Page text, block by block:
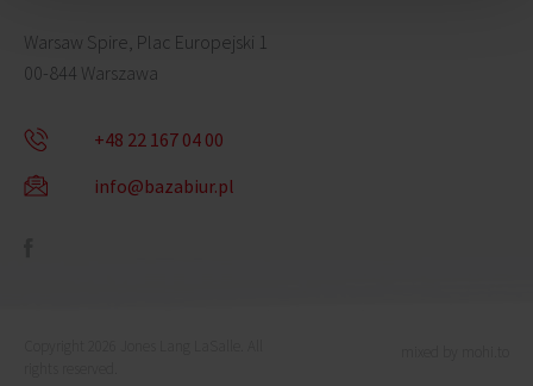
Warsaw Spire, Plac Europejski 1
00-844 Warszawa
+48 22 167 04 00
info@bazabiur.pl